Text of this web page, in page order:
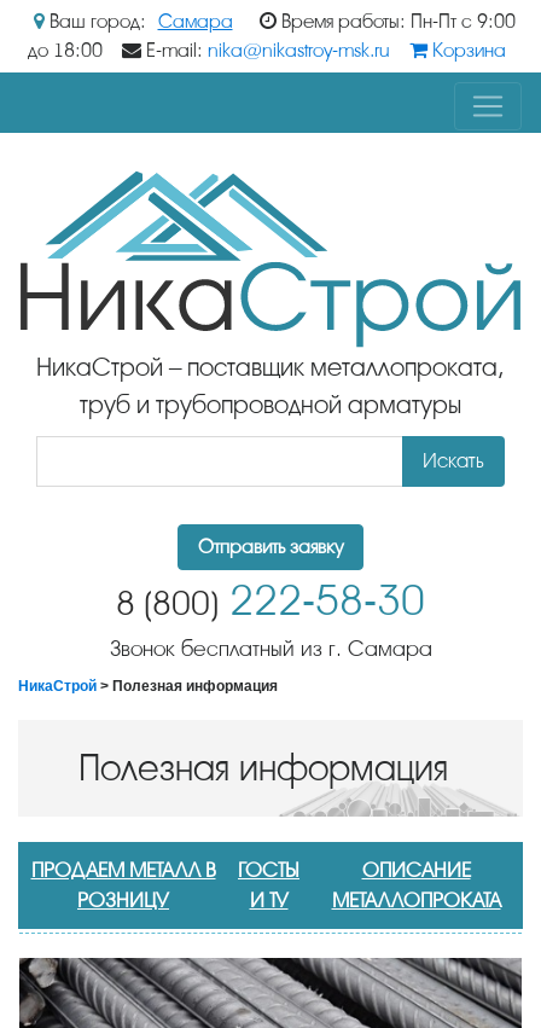
Ваш город: Самара
Время работы: Пн-Пт с 9:00
до 18:00
E-mail: nika@nikastroy-msk.ru Корзина
НикаСтрой – поставщик металлопроката,
труб и трубопроводной арматуры
Искать
Отправить заявку
8 (800) 222-58-30
Звонок бесплатный из г. Самара
НикаСтрой > Полезная информация
Полезная информация
ПРОДАЕМ МЕТАЛЛ В
РОЗНИЦУ
ГОСТЫ
И ТУ
ОПИСАНИЕ
МЕТАЛЛОПРОКАТА